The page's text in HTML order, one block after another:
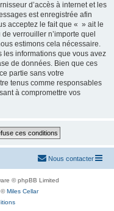
d’accès à internet et les
est enregistrée afin
acceptez le fait que « » ait le
verrouiller n’importe quel
estimons cela nécessaire.
les informations que vous avez
de données. Bien que ces
partie sans votre
tenus comme responsables
à compromettre vos
Nous contacter
© phpBB Limited
©Miles Cellar